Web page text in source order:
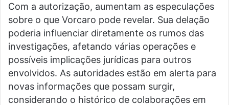
Com a autorização, aumentam as especulações
sobre o que Vorcaro pode revelar. Sua delação
poderia influenciar diretamente os rumos das
investigações, afetando várias operações e
possíveis implicações jurídicas para outros
envolvidos. As autoridades estão em alerta para
novas informações que possam surgir,
considerando o histórico de colaborações em